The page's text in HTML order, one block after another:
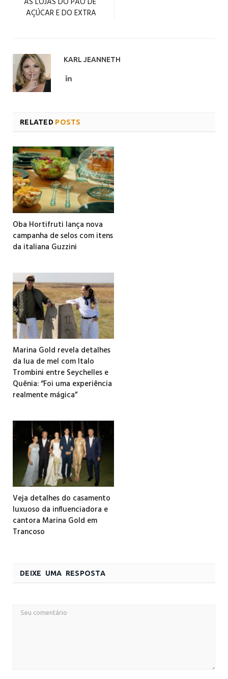
AÇÚCAR E DO EXTRA
KARL JEANNETH
LinkedIn
RELATED POSTS
Oba Hortifruti lança nova
campanha de selos com itens
da italiana Guzzini
Marina Gold revela detalhes
da lua de mel com Italo
Trombini entre Seychelles e
Quênia: “Foi uma experiência
realmente mágica”
Veja detalhes do casamento
luxuoso da influenciadora e
cantora Marina Gold em
Trancoso
DEIXE UMA RESPOSTA